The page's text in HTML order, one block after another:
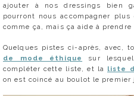
ajouter à nos dressings bien
pourront nous accompagner plus
comme ça, mais ça aide à
Quelques pistes ci-après, avec,
de mode éthique
sur
compléter cette liste, et la liste
on est coincé au boulot le premier